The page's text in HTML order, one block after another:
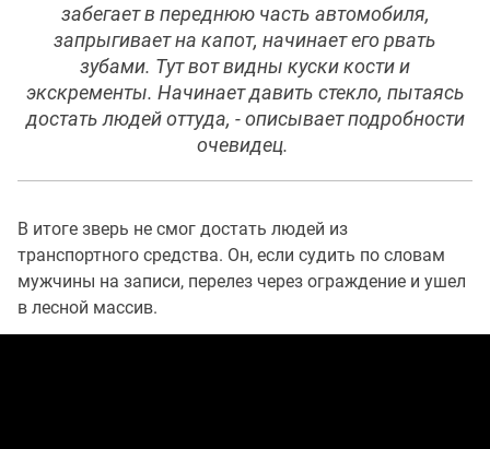
забегает в переднюю часть автомобиля,
запрыгивает на капот, начинает его рвать
зубами. Тут вот видны куски кости и
экскременты. Начинает давить стекло, пытаясь
достать людей оттуда, - описывает подробности
очевидец.
В итоге зверь не смог достать людей из
транспортного средства. Он, если судить по словам
мужчины на записи, перелез через ограждение и ушел
в лесной массив.